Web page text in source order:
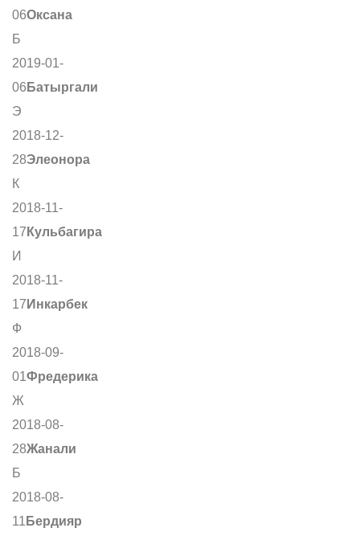
06Оксана
Б
2019-01-
06 Батыргали
Э
2018-12-
28Элеонора
К
2018-11-
17 Кульбагира
И
2018-11-
17 Инкарбек
Ф
2018-09-
01Фредерика
Ж
2018-08-
28Жанали
Б
2018-08-
11 Бердияр